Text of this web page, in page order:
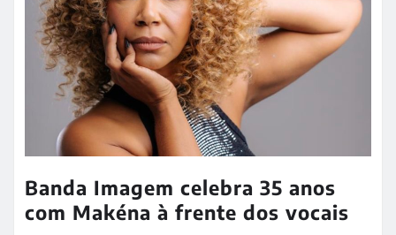
Banda Imagem celebra 35 anos
com Makéna à frente dos vocais